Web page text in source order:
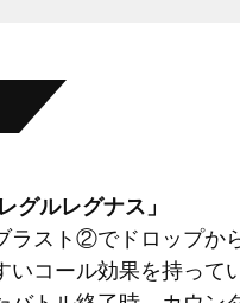
グルレグナス」
ラスト②でドロップか
いコール効果を持って